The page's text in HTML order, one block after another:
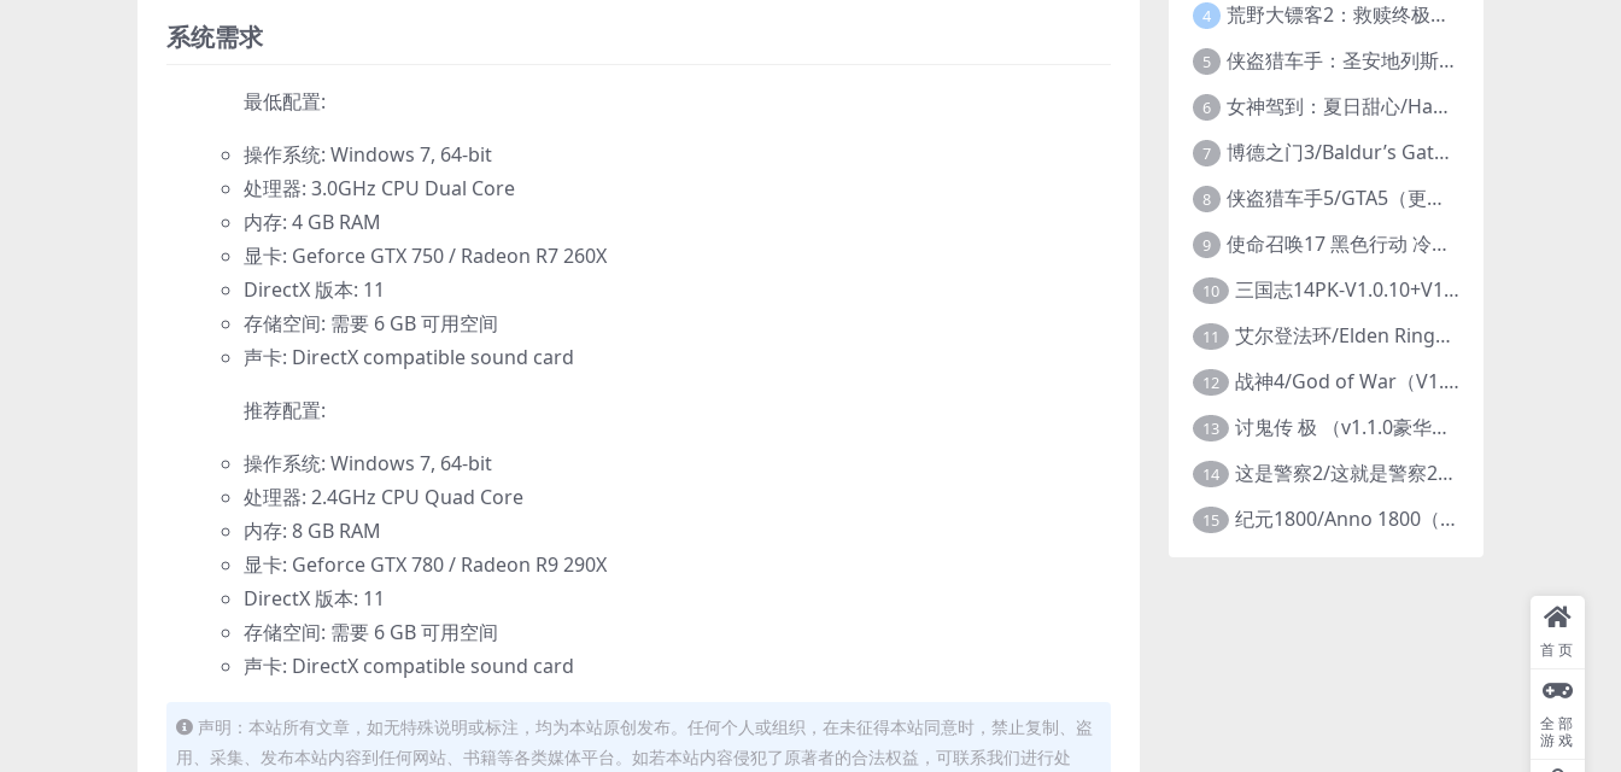
系统需求
最低配置:
操作系统: Windows 7, 64-bit
处理器: 3.0GHz CPU Dual Core
内存: 4 GB RAM
显卡: Geforce GTX 750 / Radeon R7 260X
DirectX 版本: 11
存储空间: 需要 6 GB 可用空间
声卡: DirectX compatible sound card
推荐配置:
操作系统: Windows 7, 64-bit
处理器: 2.4GHz CPU Quad Core
内存: 8 GB RAM
显卡: Geforce GTX 780 / Radeon R9 290X
DirectX 版本: 11
存储空间: 需要 6 GB 可用空间
声卡: DirectX compatible sound card
声明：本站所有文章，如无特殊说明或标注，均为本站原创发布。任何个人或组织，在未征得本站同意时，禁止复制、盗
用、采集、发布本站内容到任何网站、书籍等各类媒体平台。如若本站内容侵犯了原著者的合法权益，可联系我们进行处
4 荒野大镖客2：救赎终极版/大表哥2/Red Dead Redemption 2: Ultimate Edition（更新v1491.50终极版）
5 侠盗猎车手：圣安地列斯重制版/Grand Theft Auto: San Andreas – The Definitive Edition（更新v1.113.49697469）
6 女神驾到：夏日甜心/Happy Together（模拟器版-升级豪华终极珍藏版+全DLC）
7 博德之门3/Baldur’s Gate 3（更新v4.1.1.7209685）
8 侠盗猎车手5/GTA5（更新v1.70纯净版-内置修改器+通关存档）
9 使命召唤17 黑色行动 冷战V1.34 全DLC 官方中文版COD17
10 三国志14PK-V1.0.10+V1.0.25-威力加强豪华版（武将面容套装-全DLC+季票+特典+中文语音+编辑修改器）
11 艾尔登法环/Elden Ring（更新v1.14 ）
12 战神4/God of War（V1.0.13-斗战狂神-奎爷的裁决+全DLC）
13 讨鬼传 极 （v1.1.0豪华版）
14 这是警察2/这就是警察2/This is Police
15 纪元1800/Anno 1800（豪华版全DLCv9.2.972600）
首页
全部
游戏